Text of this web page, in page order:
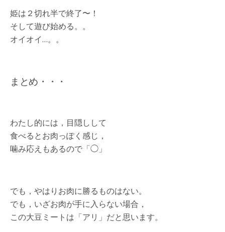
姫は２切れ半で終了〜！
そして遊び始める。。
オイオイ…。。
まとめ・・・
わたし的には，目隠しして
食べるとお肉っぽく感じ，
噛み応えもあるので「◯」
でも，やはりお肉に勝るものはない。
でも，いざお肉が手に入らない場合，
この大豆ミートは「アリ」だと思います。